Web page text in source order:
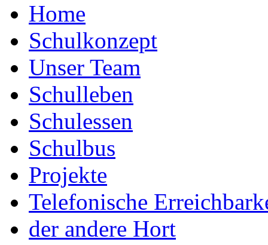
Home
Schulkonzept
Unser Team
Schulleben
Schulessen
Schulbus
Projekte
Telefonische
der andere Hort